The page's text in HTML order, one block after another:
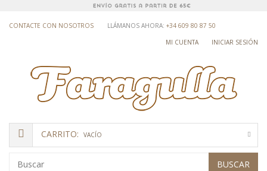
CONTACTE CON NOSOTROS LLÁMANOS AHORA: +34 609 80 87 50
INICIAR SESIÓN
MI CUENTA
CARRITO: VACÍO
BUSCAR